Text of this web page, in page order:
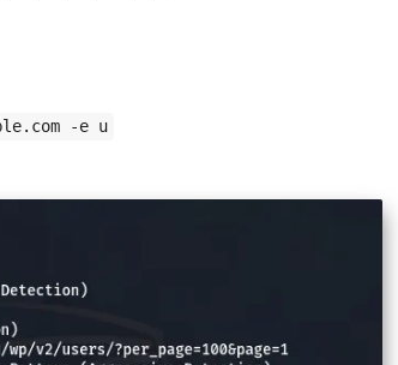
-e u